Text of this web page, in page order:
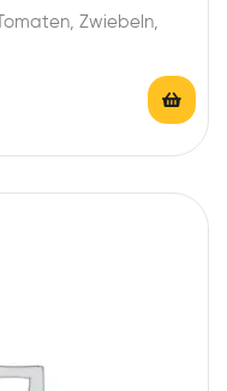
Zwiebeln,